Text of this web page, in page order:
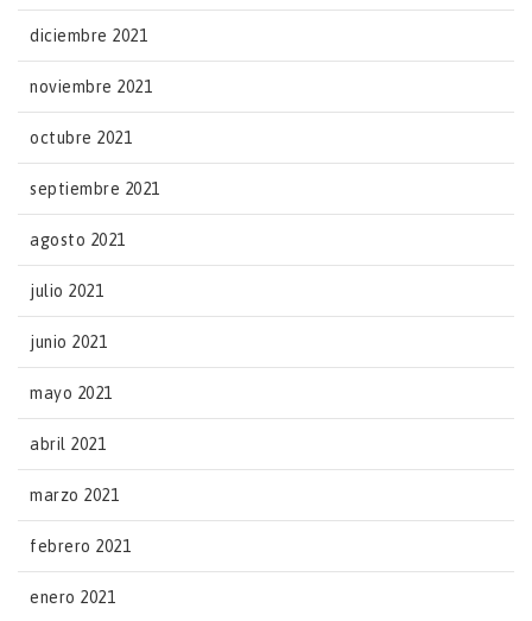
diciembre 2021
noviembre 2021
octubre 2021
septiembre 2021
agosto 2021
julio 2021
junio 2021
mayo 2021
abril 2021
marzo 2021
febrero 2021
enero 2021